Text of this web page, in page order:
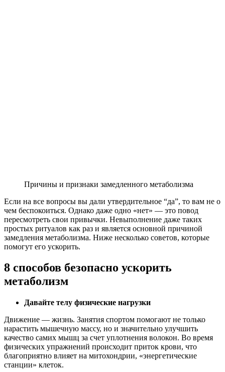
Причины и признаки замедленного метаболизма
Если на все вопросы вы дали утвердительное “да”, то вам не о
чем беспокоиться. Однако даже одно «нет» — это повод
пересмотреть свои привычки. Невыполнение даже таких
простых ритуалов как раз и является основной причиной
замедления метаболизма. Ниже несколько советов, которые
помогут его ускорить.
8 способов безопасно ускорить
метаболизм
Давайте телу физические нагрузки
Движение — жизнь. Занятия спортом помогают не только
нарастить мышечную массу, но и значительно улучшить
качество самих мышц за счет уплотнения волокон. Во время
физических упражнений происходит приток крови, что
благоприятно влияет на митохондрии, «энергетические
станции» клеток.